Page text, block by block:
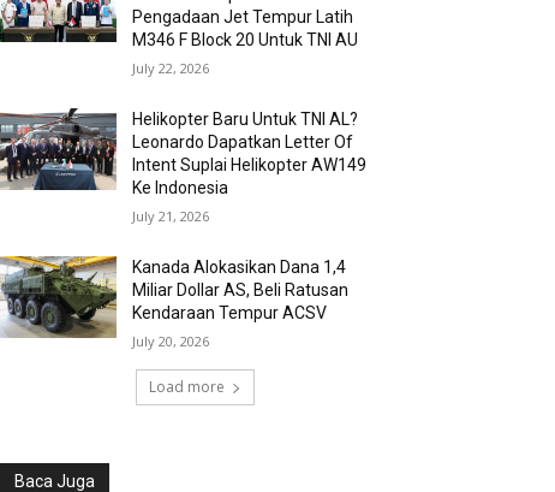
Pengadaan Jet Tempur Latih
M346 F Block 20 Untuk TNI AU
July 22, 2026
Helikopter Baru Untuk TNI AL?
Leonardo Dapatkan Letter Of
Intent Suplai Helikopter AW149
Ke Indonesia
July 21, 2026
Kanada Alokasikan Dana 1,4
Miliar Dollar AS, Beli Ratusan
Kendaraan Tempur ACSV
July 20, 2026
Load more
Baca Juga